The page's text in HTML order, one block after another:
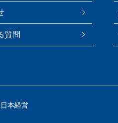
質問
本経営